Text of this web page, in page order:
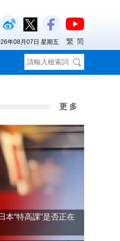
年08月07日 星期五 繁 简
更 多
本“特高課”是否正在